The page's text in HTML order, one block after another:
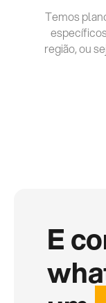
Temos
região, ou
E